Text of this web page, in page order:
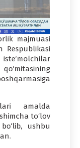
majmuasi
Respublikasi
amalda
to‘lov
ushbu